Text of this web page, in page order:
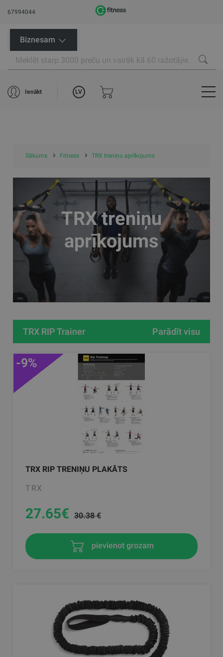
67994044
Biznesam
Ienākt LV
Sākums Fitness TRX treniņu aprīkojums
TRX treniņu
aprīkojums
TRX RIP Trainer Parādīt visu
TRX RIP TRENIŅU PLAKĀTS
TRX
-9%
27.65€ 30.38 €
pievienot grozam